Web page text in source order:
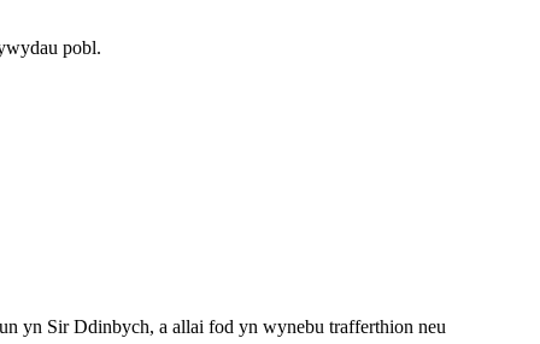
pobl.
yn Sir Ddinbych, a allai fod yn wynebu trafferthion neu